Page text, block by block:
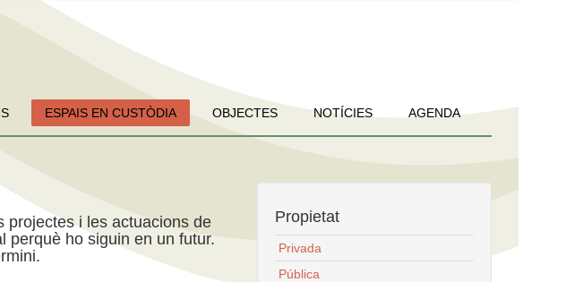
ESPAIS EN CUSTÒDIA OBJECTES NOTÍCIES AGENDA
projectes i les actuacions de
perquè ho siguin en un futur.
Propietat
Privada
Pública